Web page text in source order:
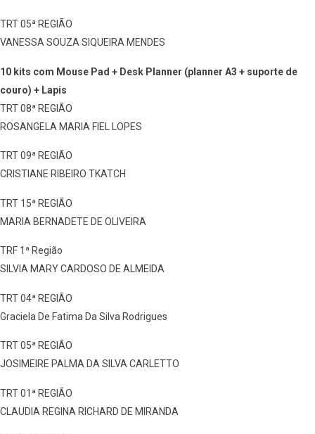
TRT 05ª REGIÃO
VANESSA SOUZA SIQUEIRA MENDES
10 kits com Mouse Pad + Desk Planner (planner A3 + suporte de
couro) + Lapis
TRT 08ª REGIÃO
ROSANGELA MARIA FIEL LOPES
TRT 09ª REGIÃO
CRISTIANE RIBEIRO TKATCH
TRT 15ª REGIÃO
MARIA BERNADETE DE OLIVEIRA
TRF 1ª Região
SILVIA MARY CARDOSO DE ALMEIDA
TRT 04ª REGIÃO
Graciela De Fatima Da Silva Rodrigues
TRT 05ª REGIÃO
JOSIMEIRE PALMA DA SILVA CARLETTO
TRT 01ª REGIÃO
CLAUDIA REGINA RICHARD DE MIRANDA